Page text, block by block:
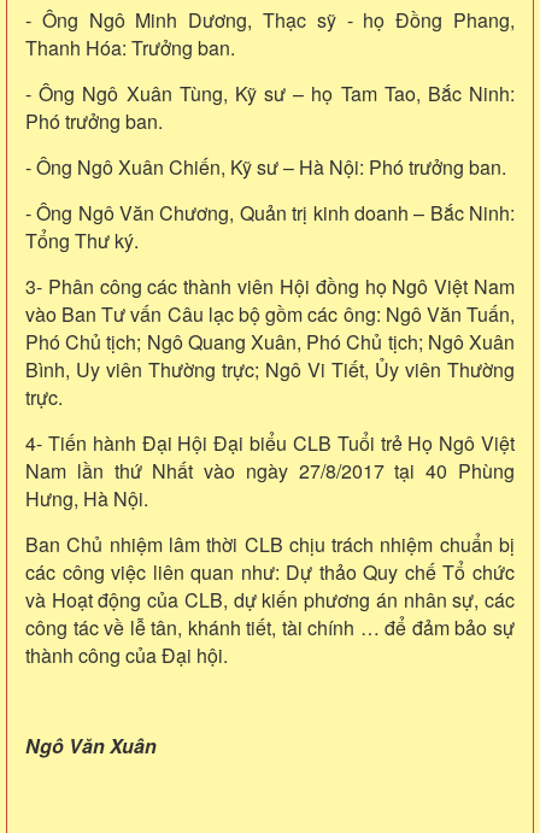
- Ông Ngô Minh Dương, Thạc sỹ - họ Đồng Phang,
Thanh Hóa: Trưởng ban.
- Ông Ngô Xuân Tùng, Kỹ sư – họ Tam Tao, Bắc Ninh:
Phó trưởng ban.
- Ông Ngô Xuân Chiến, Kỹ sư – Hà Nội: Phó trưởng ban.
- Ông Ngô Văn Chương, Quản trị kinh doanh – Bắc Ninh:
Tổng Thư ký.
3- Phân công các thành viên Hội đồng họ Ngô Việt Nam
vào Ban Tư vấn Câu lạc bộ gồm các ông: Ngô Văn Tuấn,
Phó Chủ tịch; Ngô Quang Xuân, Phó Chủ tịch; Ngô Xuân
Bình, Uy viên Thường trực; Ngô Vi Tiết, Ủy viên Thường
trực.
4- Tiến hành Đại Hội Đại biểu CLB Tuổi trẻ Họ Ngô Việt
Nam lần thứ Nhất vào ngày 27/8/2017 tại 40 Phùng
Hưng, Hà Nội.
Ban Chủ nhiệm lâm thời CLB chịu trách nhiệm chuẩn bị
các công việc liên quan như: Dự thảo Quy chế Tổ chức
và Hoạt động của CLB, dự kiến phương án nhân sự, các
công tác về lễ tân, khánh tiết, tài chính … để đảm bảo sự
thành công của Đại hội.
Ngô Văn Xuân